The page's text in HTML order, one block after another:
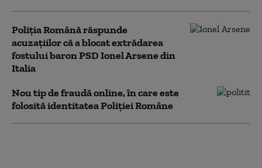
Poliția Română răspunde
acuzațiilor că a blocat extrădarea
fostului baron PSD Ionel Arsene din
Italia
Nou tip de fraudă online, în care este
folosită identitatea Poliţiei Române